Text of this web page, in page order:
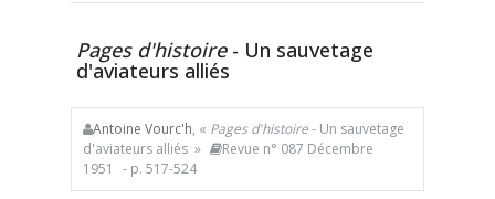
Pages d'histoire- Un sauvetage
d'aviateurs alliés
Antoine Vourc'h, « Pages d'histoire- Un sauvetage
d'aviateurs alliés »
Revue n° 087 Décembre
1951
- p. 517-524